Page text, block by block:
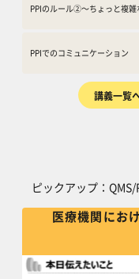
は、AMED「治験・臨
作され、一般社団法
PPIのルール②～ちょっと複雑
PPIでのコミュニケーション
講義一覧
ピックアップ：QMS/
医療機関にお